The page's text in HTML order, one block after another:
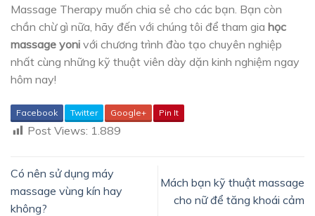
Massage Therapy muốn chia sẻ cho các bạn. Bạn còn
chần chừ gì nữa, hãy đến với chúng tôi để tham gia học
massage yoni với chương trình đào tạo chuyên nghiệp
nhất cùng những kỹ thuật viên dày dặn kinh nghiệm ngay
hôm nay!
Facebook Twitter Google+ Pin It
Post Views: 1.889
Có nên sử dụng máy
massage vùng kín hay
không?
Mách bạn kỹ thuật massage
cho nữ để tăng khoái cảm